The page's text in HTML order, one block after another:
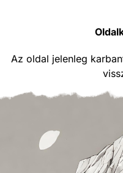
Az oldal jelenleg